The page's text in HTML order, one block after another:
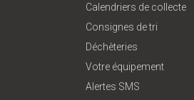
Calendriers de collecte
Consignes de tri
Déchèteries
Votre équipement
Alertes SMS